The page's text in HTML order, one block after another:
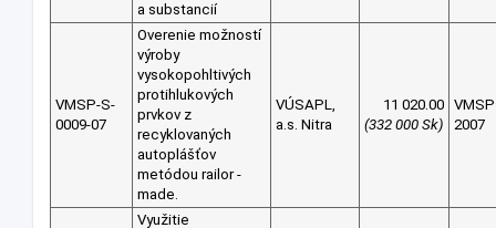
a substancií
VMSP-S-
0009-07
Overenie možností
výroby
vysokopohltivých
protihlukových
prvkov z
recyklovaných
autoplášťov
metódou railor -
made.
VÚSAPL,
a.s. Nitra
11 020.00
(332 000 Sk)
VMSP
2007
Využitie